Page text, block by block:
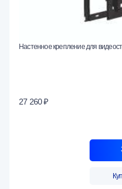
Настенное крепление для
27 260 ₽